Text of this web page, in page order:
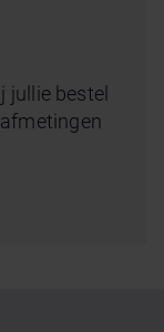
jullie bestel